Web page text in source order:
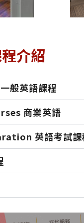
介紹
般英語課程
商業英語
英語考試課